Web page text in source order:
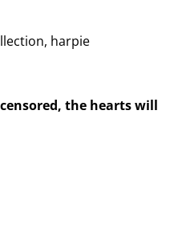
harpie
the hearts will